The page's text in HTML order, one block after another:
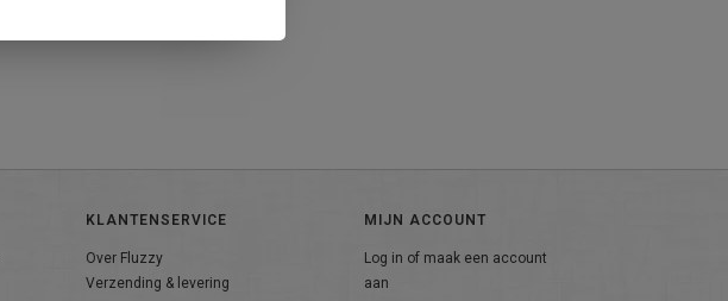
KLANTENSERVICE
Over Fluzzy
Verzending & levering
MIJN ACCOUNT
Log in of maak een account
aan